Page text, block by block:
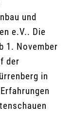
und
e.V.. Die
1. November
der
in